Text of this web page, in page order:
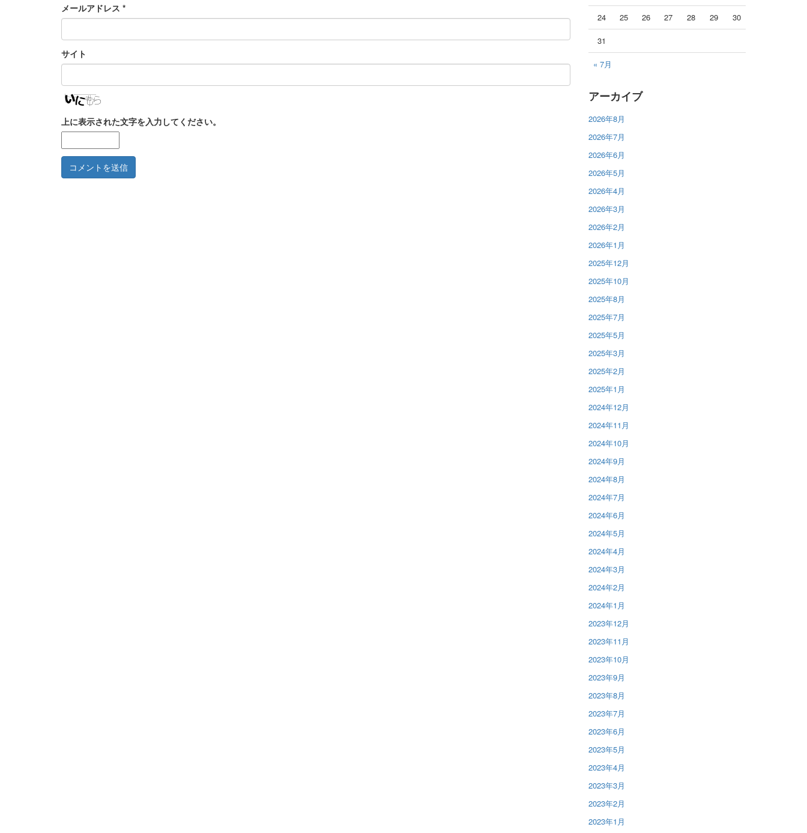
メールアドレス *
サイト
上に表示された文字を入力してください。
« 7月
24 25 26 27 28 29 30
31
アーカイブ
2026年8月
2026年7月
2026年6月
2026年5月
2026年4月
2026年3月
2026年2月
2026年1月
2025年12月
2025年10月
2025年8月
2025年7月
2025年5月
2025年3月
2025年2月
2025年1月
2024年12月
2024年11月
2024年10月
2024年9月
2024年8月
2024年7月
2024年6月
2024年5月
2024年4月
2024年3月
2024年2月
2024年1月
2023年12月
2023年11月
2023年10月
2023年9月
2023年8月
2023年7月
2023年6月
2023年5月
2023年4月
2023年3月
2023年2月
2023年1月